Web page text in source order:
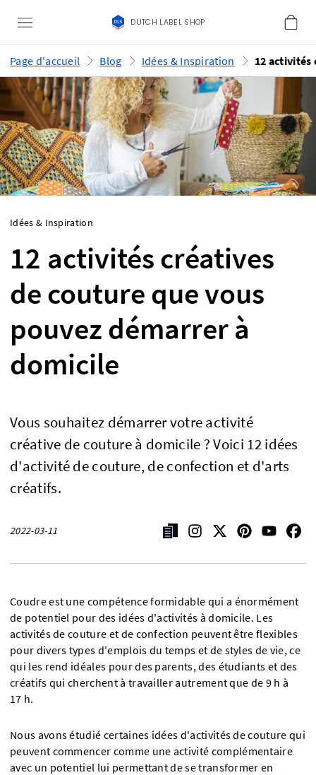
DUTCH LABEL SHOP
Page d'accueil Blog Idées & Inspiration
Idées & Inspiration
12 activités créatives
de couture que vous
pouvez démarrer à
domicile
Vous souhaitez démarrer votre activité
créative de couture à domicile ? Voici 12 idées
d'activité de couture, de confection et d'arts
créatifs.
2022-03-11
Coudre est une compétence formidable qui a énormément
de potentiel pour des idées d'activités à domicile. Les
activités de couture et de confection peuvent être flexibles
pour divers types d'emplois du temps et de styles de vie, ce
qui les rend idéales pour des parents, des étudiants et des
créatifs qui cherchent à travailler autrement que de 9 h à
17 h.
Nous avons étudié certaines idées d'activités de couture qui
peuvent commencer comme une activité complémentaire
avec un potentiel lui permettant de se transformer en